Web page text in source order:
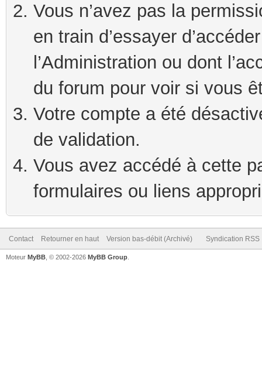
Vous n’avez pas la
en train d’essayer
l’Administration ou dont
du forum pour voir si vous
Votre compte a été
de validation.
Vous avez accédé à cette
formulaires ou liens
Contact Retourner en haut Version bas-débit (Archivé) Syndication RSS
Moteur MyBB , © 2002-2026 MyBB Group